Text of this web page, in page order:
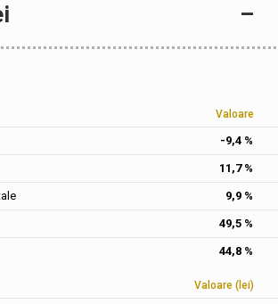
–
Valoare
-9,4 %
11,7 %
9,9 %
49,5 %
44,8 %
Valoare (lei)